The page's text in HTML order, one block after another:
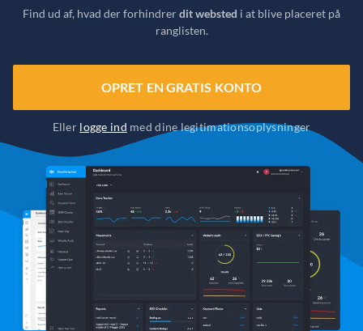
Find ud af, hvad der forhindrerdit websted i at blive placeret på
ranglisten.
OPRET EN GRATIS KONTO
Eller logge ind med dine legitimationsoplysninger